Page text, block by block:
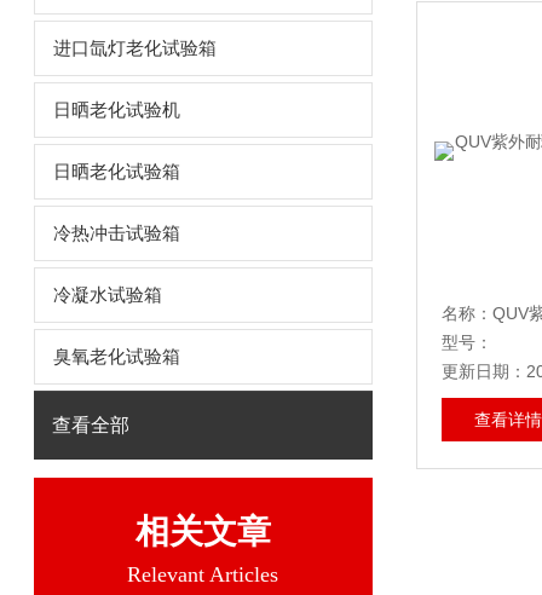
进口氙灯老化试验箱
日晒老化试验机
日晒老化试验箱
冷热冲击试验箱
冷凝水试验箱
臭氧老化试验箱
查看全部
相关文章
Relevant Articles
型号：
更新日期：
查看详情